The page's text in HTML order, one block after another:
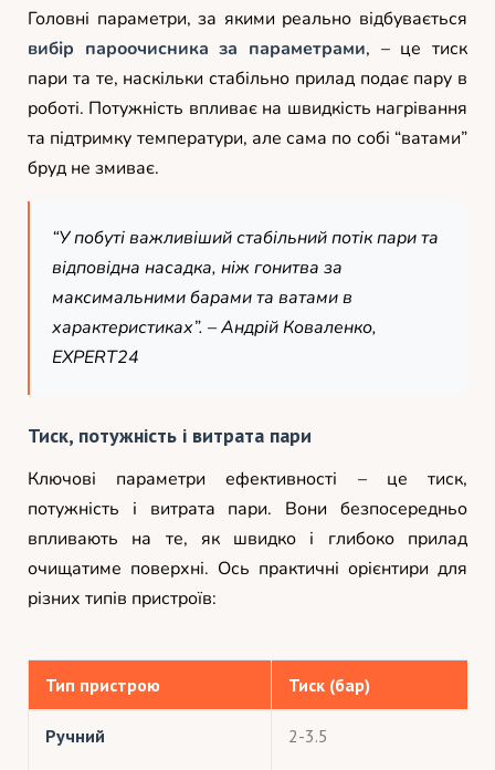
Головні параметри, за якими реально відбувається
вибір пароочисника за параметрами, – це тиск
пари та те, наскільки стабільно прилад подає пару в
роботі. Потужність впливає на швидкість нагрівання
та підтримку температури, але сама по собі “ватами”
бруд не змиває.
“У побуті важливіший стабільний потік пари та
відповідна насадка, ніж гонитва за
максимальними барами та ватами в
характеристиках”. –Андрій Коваленко,
EXPERT24
Тиск, потужність і витрата пари
Ключові параметри ефективності – це тиск,
потужність і витрата пари. Вони безпосередньо
впливають на те, як швидко і глибоко прилад
очищатиме поверхні. Ось практичні орієнтири для
різних типів пристроїв:
Тип пристрою Тиск (бар)
Ручний 2-3.5